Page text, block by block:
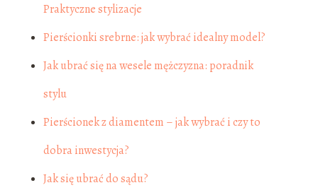
Praktyczne stylizacje
Pierścionki srebrne: jak wybrać idealny model?
Jak ubrać się na wesele mężczyzna: poradnik
stylu
Pierścionek z diamentem – jak wybrać i czy to
dobra inwestycja?
Jak się ubrać do sądu?